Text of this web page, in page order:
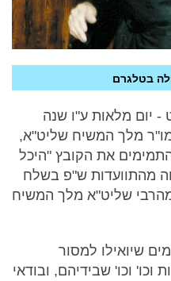
בטלגרם
- יום מלאות ע"ו שנה
מלך המשיח שליט"א,
את הקובץ "היכל
מהתוועדות ש"פ בשלח
שליט"א מלך המשיח
שיואילו למסור
וכו' שבידיהם, ובודאי